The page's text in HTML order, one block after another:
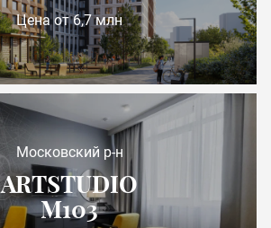
Цена от 6,7 млн
Московский р-н
ARTSTUDIO
М103